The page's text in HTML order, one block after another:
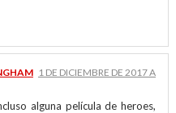
1 DE DICIEMBRE DE 2017 A
alguna película de heroes,